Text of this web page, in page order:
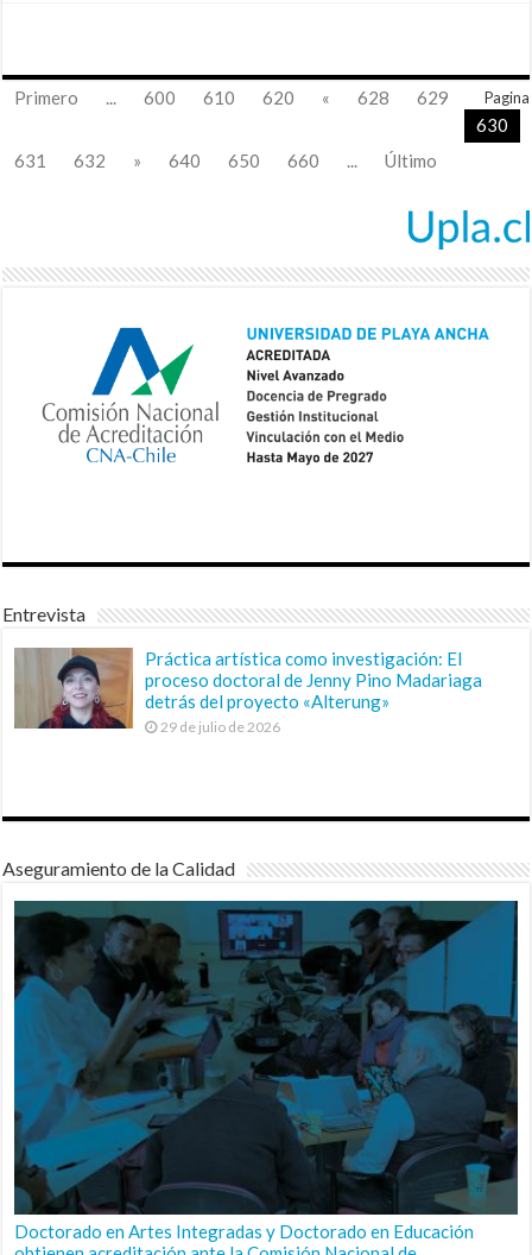
Pagina
Primero ... 600 610 620 « 628
629
630
631
632 » 640 650 660 ... Último
Entrevista
Práctica artística como investigación: El
proceso doctoral de Jenny Pino Madariaga
detrás del proyecto «Alterung»
29 de julio de 2026
Aseguramiento de la Calidad
Doctorado en Artes Integradas y Doctorado en Educación